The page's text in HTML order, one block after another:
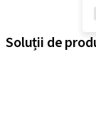
Soluții de